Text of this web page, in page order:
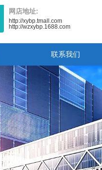
网店地址:
http://xybp.tmall.com
http://wzxybp.1688.com
联系我们